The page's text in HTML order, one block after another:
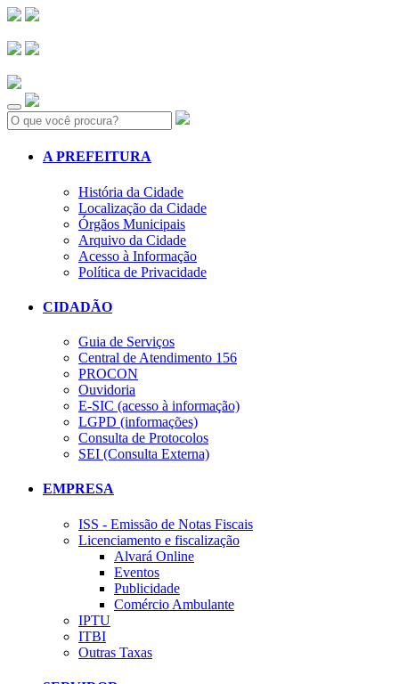
Search:
A PREFEITURA
História da Cidade
Localização da Cidade
Órgãos Municipais
Arquivo da Cidade
Acesso à Informação
Política de Privacidade
CIDADÃO
Guia de Serviços
Central de Atendimento 156
PROCON
Ouvidoria
E-SIC (acesso à informação)
LGPD (informações)
Consulta de Protocolos
SEI (Consulta Externa)
EMPRESA
ISS - Emissão de Notas Fiscais
Licenciamento e fiscalização
Alvará Online
Eventos
Publicidade
Comércio Ambulante
IPTU
ITBI
Outras Taxas